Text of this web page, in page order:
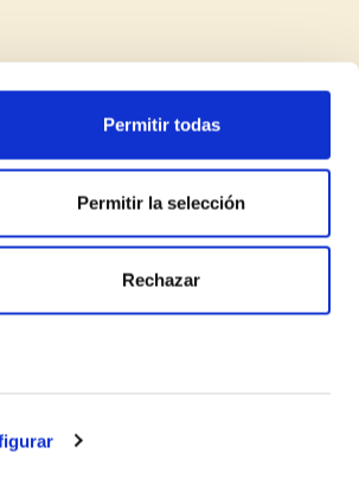
Permitir todas
Permitir la selección
Rechazar